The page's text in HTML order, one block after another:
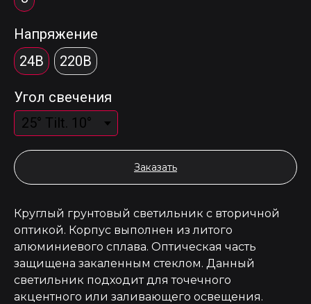
Напряжение
24В
220В
Угол свечения
Заказать
Круглый грунтовый светильник с вторичной
оптикой. Корпус выполнен из литого
алюминиевого сплава. Оптическая часть
защищена закаленным стеклом. Данный
светильник подходит для точечного
акцентного или заливающего освещения.